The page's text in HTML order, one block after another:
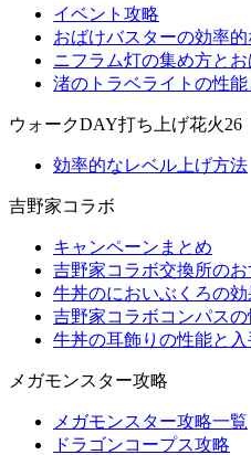
イベント攻略
おばけバスターの効率
ニフラム灯の集め方と
渚のトラベライトの性
ウォークDAY打ち上げ花火26
効率的なレベル上げ方法
吉野家コラボ
キャンペーンまとめ
吉野家コラボ交換所のお
牛丼のにおいぶくろの
吉野家コラボコンパス
牛丼の耳飾りの性能と
メガモンスター攻略
メガモンスター攻略一覧
ドラゴンコープス攻略